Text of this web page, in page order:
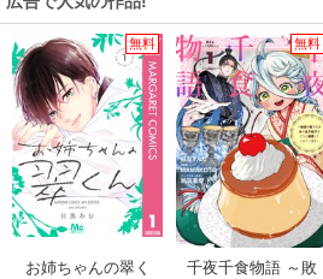
無料
お姉ちゃんの翠く
無料
千夜千食物語 ～敗